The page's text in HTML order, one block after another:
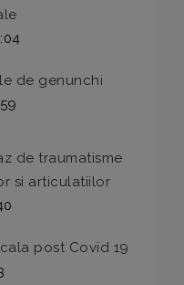
de genunchi
de traumatisme
si articulatiilor
post Covid 19